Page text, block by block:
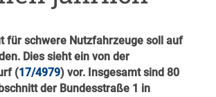
für schwere Nutzfahrzeuge soll auf
Dies sieht ein von der
(17/4979) vor. Insgesamt sind 80
der Bundesstraße 1 in